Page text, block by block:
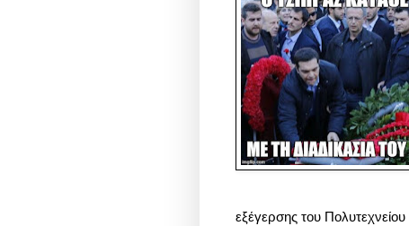
εξέγερσης του Πολυτεχνείου